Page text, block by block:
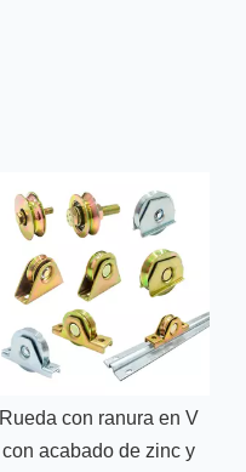
Rueda con ranura en V
con acabado de zinc y